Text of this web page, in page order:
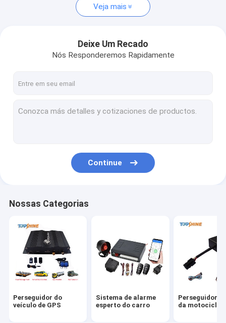
Sistema de alarme esperto do carro
Perseguidor de GPS da motocicleta
Acessórios do perseguidor de GPS
Rastreamento GPS de veículos
GPS Rastreamento de carro
Perseguidor de Ebike GPS
Controlador elétrico da bicicleta
Veja mais
Deixe Um Recado
Nós Responderemos Rapidamente
Continue
Nossas Categorias
Perseguidor do
veículo de GPS
Sistema de alarme
esperto do carro
Perseguidor
da